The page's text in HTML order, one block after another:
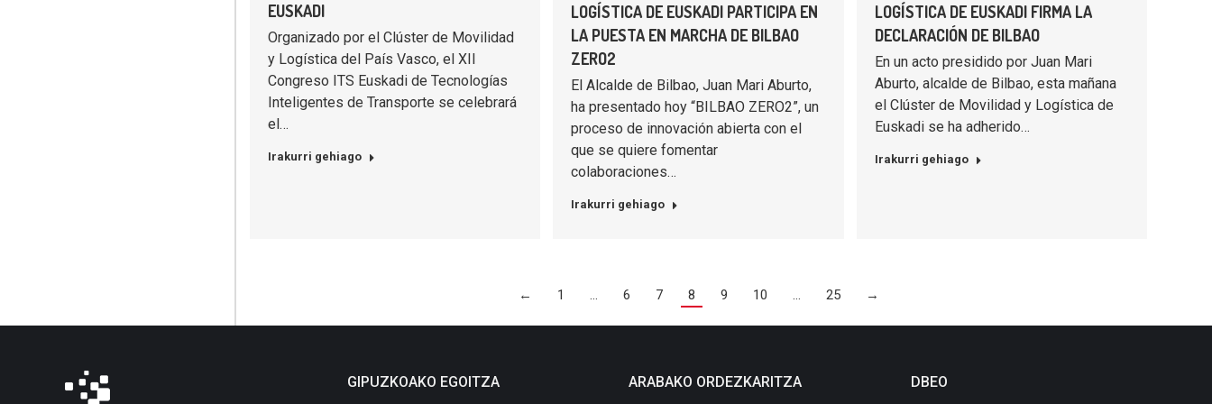
EUSKADI
Organizado por el Clúster de Movilidad
y Logística del País Vasco, el XII
Congreso ITS Euskadi de Tecnologías
Inteligentes de Transporte se celebrará
el…
Irakurri gehiago
LOGÍSTICA DE EUSKADI PARTICIPA EN
LA PUESTA EN MARCHA DE BILBAO
ZERO2
El Alcalde de Bilbao, Juan Mari Aburto,
ha presentado hoy “BILBAO ZERO2”, un
proceso de innovación abierta con el
que se quiere fomentar
colaboraciones…
Irakurri gehiago
LOGÍSTICA DE EUSKADI FIRMA LA
DECLARACIÓN DE BILBAO
En un acto presidido por Juan Mari
Aburto, alcalde de Bilbao, esta mañana
el Clúster de Movilidad y Logística de
Euskadi se ha adherido…
Irakurri gehiago
← 1 … 6 7 8 9 10 … 25 →
GIPUZKOAKO EGOITZA ARABAKO ORDEZKARITZA DBEO